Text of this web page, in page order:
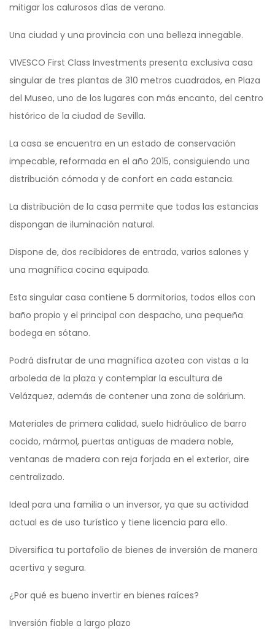
mitigar los calurosos días de verano.
Una ciudad y una provincia con una belleza innegable.
VIVESCO First Class Investments presenta exclusiva casa
singular de tres plantas de 310 metros cuadrados, en Plaza
del Museo, uno de los lugares con más encanto, del centro
histórico de la ciudad de Sevilla.
La casa se encuentra en un estado de conservación
impecable, reformada en el año 2015, consiguiendo una
distribución cómoda y de confort en cada estancia.
La distribución de la casa permite que todas las estancias
dispongan de iluminación natural.
Dispone de, dos recibidores de entrada, varios salones y
una magnífica cocina equipada.
Esta singular casa contiene 5 dormitorios, todos ellos con
baño propio y el principal con despacho, una pequeña
bodega en sótano.
Podrá disfrutar de una magnífica azotea con vistas a la
arboleda de la plaza y contemplar la escultura de
Velázquez, además de contener una zona de solárium.
Materiales de primera calidad, suelo hidráulico de barro
cocido, mármol, puertas antiguas de madera noble,
ventanas de madera con reja forjada en el exterior, aire
centralizado.
Ideal para una familia o un inversor, ya que su actividad
actual es de uso turístico y tiene licencia para ello.
Diversifica tu portafolio de bienes de inversión de manera
acertiva y segura.
¿Por qué es bueno invertir en bienes raíces?
Inversión fiable a largo plazo